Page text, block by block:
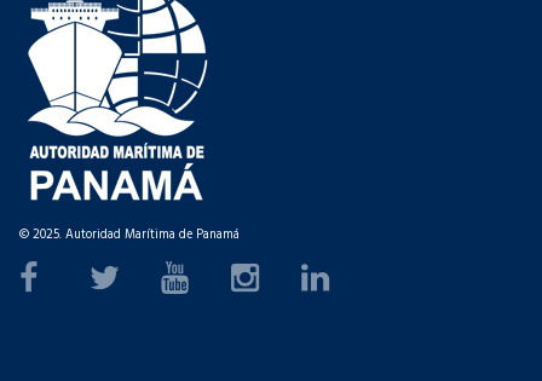
© 2025. Autoridad Marítima de Panamá